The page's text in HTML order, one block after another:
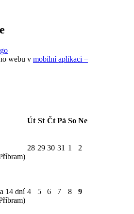
webu v mobilní aplikaci –
Út St Čt Pá So Ne
28 29 30 31 1 2
14 dní 4 5 6 7 8 9